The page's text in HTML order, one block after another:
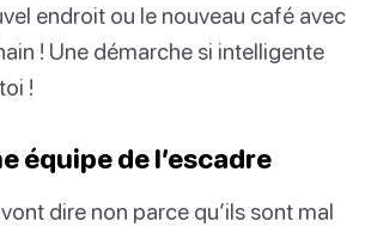
endroit ou le nouveau café avec
! Une démarche si intelligente
!
équipe de l’escadre
dire non parce qu’ils sont mal